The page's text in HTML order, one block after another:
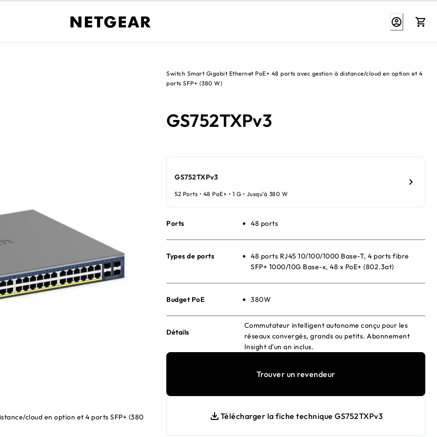
Switch Smart Gigabit Ethernet PoE+ 48 ports avec gestion à distance/cloud en option et 4
ports SFP+ (380 W)
GS752TXPv3
cloud en option et 4 ports SFP+ (380
GS752TXPv3
52 Ports • 48 PoE+ • 1 G • Jusqu'à 380 W
Ports 48 ports
Types de ports
48 ports RJ45 10/100/1000 Base-T, 4 ports fibre
SFP+ 1000/10G Base-x, 48 x PoE+ (802.3at)
Budget PoE 380W
Détails
Commutateur intelligent autonome conçu pour les
réseaux convergés, grands ou petits. Abonnement
Insight d'un an inclus.
Trouver un revendeur
Télécharger la fiche technique GS752TXPv3